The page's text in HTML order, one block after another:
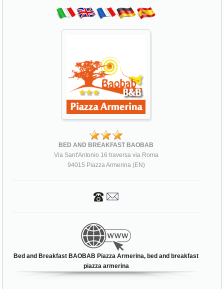
BED AND BREAKFAST BAOBAB
Via Sant'Antonio 16 traversa via Roma
94015 Piazza Armerina (EN)
Bed and Breakfast BAOBAB Piazza Armerina, bed and breakfast
piazza armerina